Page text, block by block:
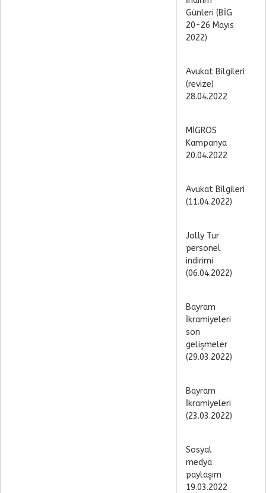
Günleri (BİG
20-26 Mayıs
2022)
Avukat Bilgileri
(revize)
28.04.2022
MİGROS
Kampanya
20.04.2022
Avukat Bilgileri
(11.04.2022)
Jolly Tur
personel
indirimi
(06.04.2022)
Bayram
İkramiyeleri
son
gelişmeler
(29.03.2022)
Bayram
İkramiyeleri
(23.03.2022)
Sosyal
medya
paylaşım
19.03.2022